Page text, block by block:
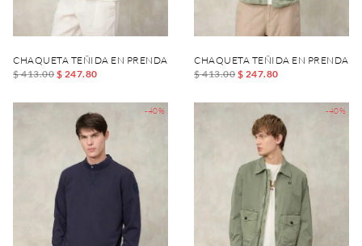
CHAQUETA TEÑIDA EN PRENDA ASHMONT DYED
$ 413.00 $ 247.80
CHAQUETA TEÑIDA EN PRENDA
$ 413.00 $ 247.80
-40% -40%